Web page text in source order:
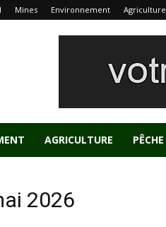
Mines Environnement Agriculture
AGRICULTURE PÊCHE
2026